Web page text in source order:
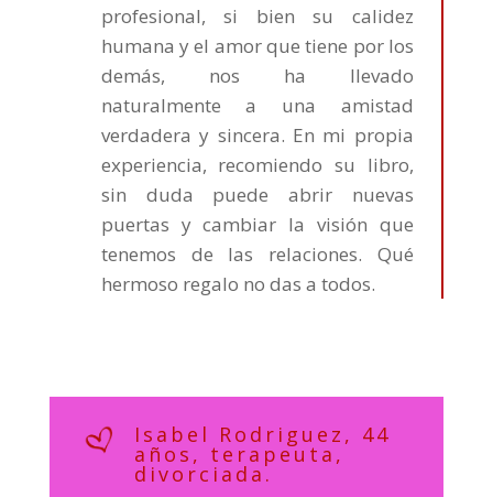
profesional, si bien su calidez
humana y el amor que tiene por los
demás, nos ha llevado
naturalmente a una amistad
verdadera y sincera. En mi propia
experiencia, recomiendo su libro,
sin duda puede abrir nuevas
puertas y cambiar la visión que
tenemos de las relaciones. Qué
hermoso regalo no das a todos.
Isabel Rodriguez, 44
años, terapeuta,
divorciada.